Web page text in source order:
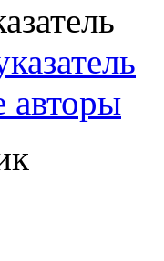
авторы